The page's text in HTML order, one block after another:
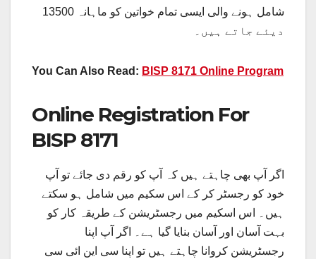
شامل ہونے والی ایسی تمام خواتین کو ماہانہ 13500
دیئے جاتے ہیں۔
You Can Also Read: BISP 8171 Online Program
Online Registration For
BISP 8171
اگر آپ بھی چاہتے ہیں کہ آپ کو رقم دی جائے تو آپ
خود کو رجسٹر کر کے اس سکیم میں شامل ہو سکتے
ہیں۔ اس اسکیم میں رجسٹریشن کے طریقہ کار کو
بہت آسان اور آسان بنایا گیا ہے۔ اگر آپ اپنا
رجسٹریشن کروانا چاہتے ہیں تو اپنا سی این ائی سی